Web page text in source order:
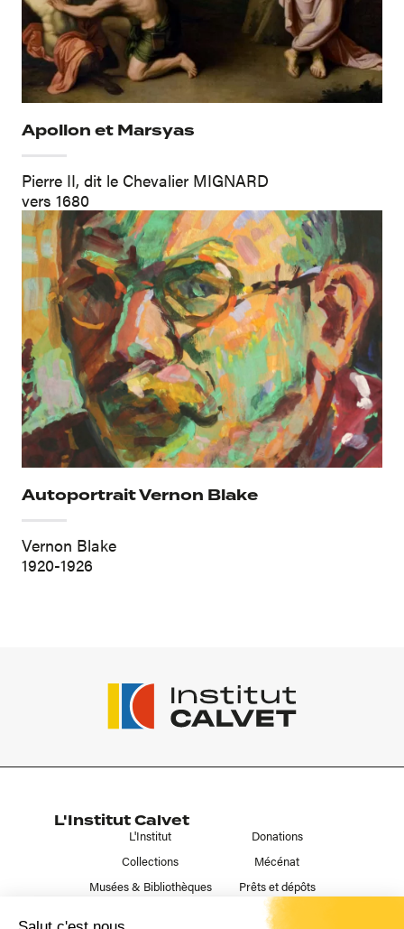
Apollon et Marsyas
Pierre II, dit le Chevalier MIGNARD
vers 1680
Autoportrait Vernon Blake
Vernon Blake
1920-1926
L'Institut Calvet
L'Institut
Collections
Musées & Bibliothèques
Donations
Mécénat
Prêts et dépôts